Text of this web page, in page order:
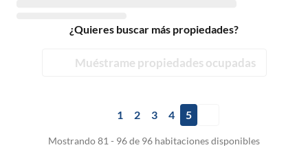
¿Quieres buscar más propiedades?
Muéstrame propiedades ocupadas
1 2 3 4 5
Mostrando 81 - 96 de 96 habitaciones disponibles